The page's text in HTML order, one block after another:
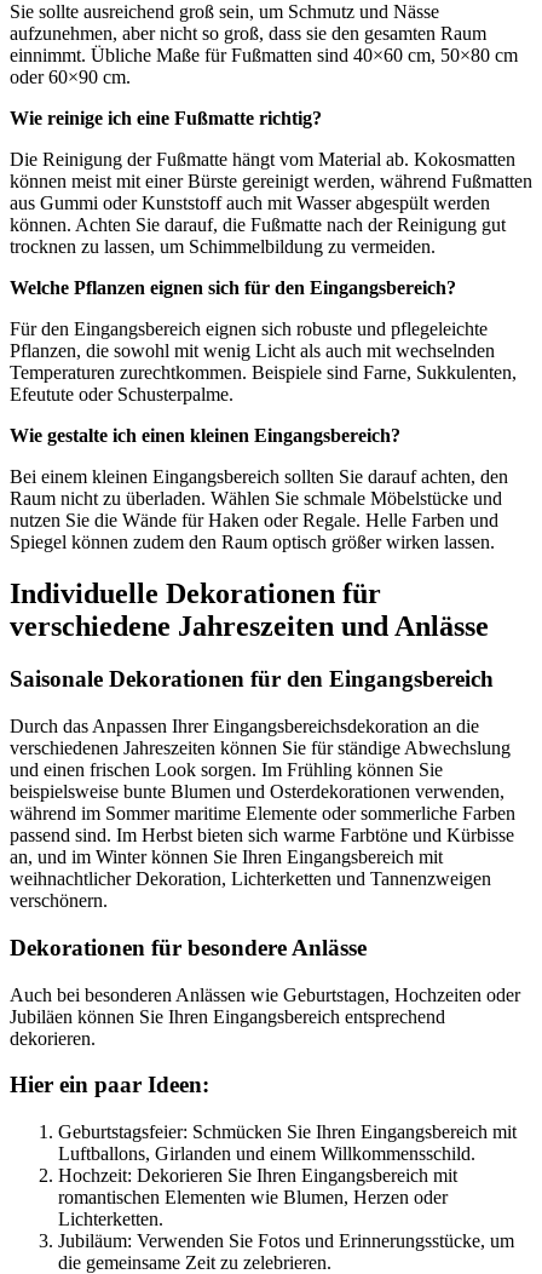
Sie sollte ausreichend groß sein, um Schmutz und Nässe
aufzunehmen, aber nicht so groß, dass sie den gesamten Raum
einnimmt. Übliche Maße für Fußmatten sind 40×60 cm, 50×80 cm
oder 60×90 cm.
Wie reinige ich eine Fußmatte richtig?
Die Reinigung der Fußmatte hängt vom Material ab. Kokosmatten
können meist mit einer Bürste gereinigt werden, während Fußmatten
aus Gummi oder Kunststoff auch mit Wasser abgespült werden
können. Achten Sie darauf, die Fußmatte nach der Reinigung gut
trocknen zu lassen, um Schimmelbildung zu vermeiden.
Welche Pflanzen eignen sich für den Eingangsbereich?
Für den Eingangsbereich eignen sich robuste und pflegeleichte
Pflanzen, die sowohl mit wenig Licht als auch mit wechselnden
Temperaturen zurechtkommen. Beispiele sind Farne, Sukkulenten,
Efeutute oder Schusterpalme.
Wie gestalte ich einen kleinen Eingangsbereich?
Bei einem kleinen Eingangsbereich sollten Sie darauf achten, den
Raum nicht zu überladen. Wählen Sie schmale Möbelstücke und
nutzen Sie die Wände für Haken oder Regale. Helle Farben und
Spiegel können zudem den Raum optisch größer wirken lassen.
Individuelle Dekorationen für
verschiedene Jahreszeiten und Anlässe
Saisonale Dekorationen für den Eingangsbereich
Durch das Anpassen Ihrer Eingangsbereichsdekoration an die
verschiedenen Jahreszeiten können Sie für ständige Abwechslung
und einen frischen Look sorgen. Im Frühling können Sie
beispielsweise bunte Blumen und Osterdekorationen verwenden,
während im Sommer maritime Elemente oder sommerliche Farben
passend sind. Im Herbst bieten sich warme Farbtöne und Kürbisse
an, und im Winter können Sie Ihren Eingangsbereich mit
weihnachtlicher Dekoration, Lichterketten und Tannenzweigen
verschönern.
Dekorationen für besondere Anlässe
Auch bei besonderen Anlässen wie Geburtstagen, Hochzeiten oder
Jubiläen können Sie Ihren Eingangsbereich entsprechend
dekorieren.
Hier ein paar Ideen:
Geburtstagsfeier: Schmücken Sie Ihren Eingangsbereich mit
Luftballons, Girlanden und einem Willkommensschild.
Hochzeit: Dekorieren Sie Ihren Eingangsbereich mit
romantischen Elementen wie Blumen, Herzen oder
Lichterketten.
Jubiläum: Verwenden Sie Fotos und Erinnerungsstücke, um
die gemeinsame Zeit zu zelebrieren.